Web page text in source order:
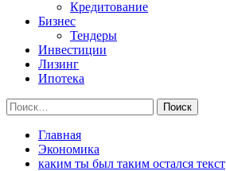
Кредитование
Бизнес
Тендеры
Инвестиции
Лизинг
Ипотека
Найти:
Главная
Экономика
каким ты был таким остался текст